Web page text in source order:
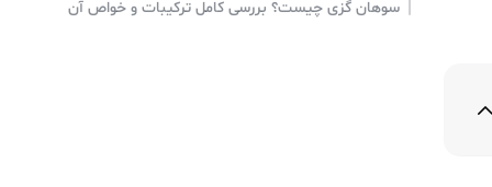
سوهان گزی چیست؟ بررسی کامل ترکیبات و خواص آن